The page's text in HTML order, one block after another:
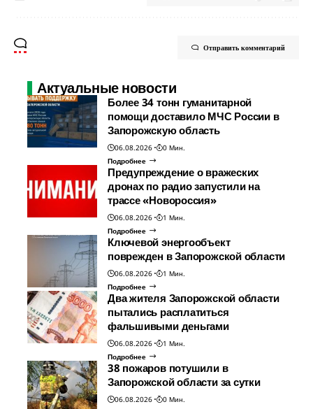
Отправить комментарий
Актуальные новости
Более 34 тонн гуманитарной
помощи доставило МЧС России в
Запорожскую область
06.08.2026
0 Мин.
Подробнее
Предупреждение о вражеских
дронах по радио запустили на
трассе «Новороссия»
06.08.2026
1 Мин.
Подробнее
Ключевой энергообъект
поврежден в Запорожской области
06.08.2026
1 Мин.
Подробнее
Два жителя Запорожской области
пытались расплатиться
фальшивыми деньгами
06.08.2026
1 Мин.
Подробнее
38 пожаров потушили в
Запорожской области за сутки
06.08.2026
0 Мин.